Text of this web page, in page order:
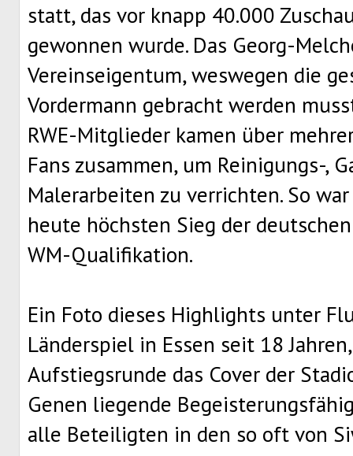
statt, das vor knapp 40.000
gewonnen wurde. Das Georg-
Vereinseigentum, weswegen die
Vordermann gebracht werden
RWE-Mitglieder kamen über
Fans zusammen, um Reinigungs-,
Malerarbeiten zu verrichten. So
heute höchsten Sieg der
WM-Qualifikation.
Ein Foto dieses Highlights unter
Länderspiel in Essen seit 18
Aufstiegsrunde das Cover der
Genen liegende
alle Beteiligten in den so oft von